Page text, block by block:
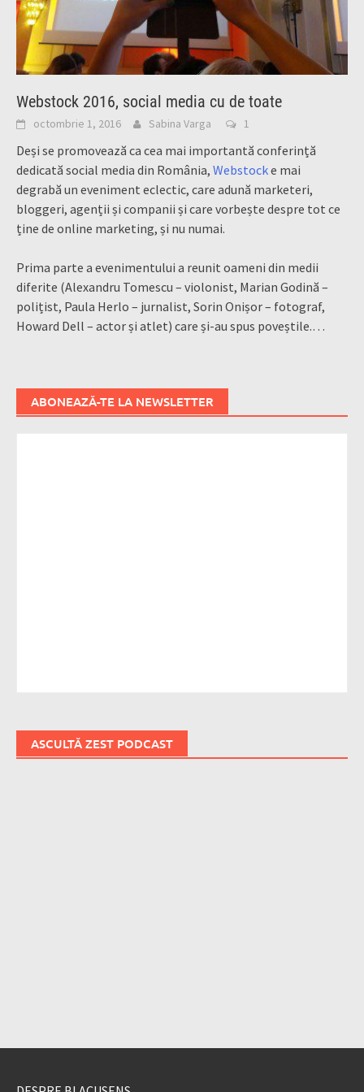
Webstock 2016, social media cu de toate
octombrie 1, 2016 Sabina Varga 1
Deși se promovează ca cea mai importantă conferință
dedicată social media din România, Webstocke mai
degrabă un eveniment eclectic, care adună marketeri,
bloggeri, agenții și companii și care vorbește despre tot ce
ține de online marketing, și nu numai.
Prima parte a evenimentului a reunit oameni din medii
diferite (Alexandru Tomescu – violonist, Marian Godină –
polițist, Paula Herlo – jurnalist, Sorin Onișor – fotograf,
Howard Dell – actor și atlet) care și-au spus poveștile.…
ABONEAZĂ-TE LA NEWSLETTER
ASCULTĂ ZEST PODCAST